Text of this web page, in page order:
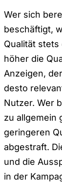
Wer sich
beschäftigt,
Qualität
höher die
Anzeigen,
desto
Nutzer. Wer
zu allgemein
geringeren
abgestraft.
und die
in der